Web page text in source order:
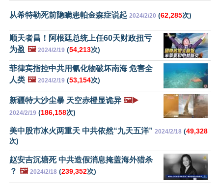
从希特勒死前隐瞒患帕金森症说起 2024/2/20 (62,285次)
顺天者昌！阿根廷总统上任60天财政扭亏
为盈 🖼️ 2024/2/19 (54,213次)
菲律宾指控中共用氰化物破坏南海 危害全
人类 🖼️ 2024/2/19 (53,154次)
新疆特大沙尘暴 天空赤橙显诡异 🖼️▶️
2024/2/19 (186,158次)
美中股市冰火两重天 中共依然“九天五洋” 2024/2/18 (49,328
次)
赵安吉沉塘死 中共造假消息掩盖海外猎杀
？ 🖼️ 2024/2/18 (239,352次)